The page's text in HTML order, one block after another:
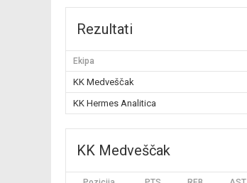
Rezultati
Ekipa
KK Medveščak
KK Hermes Analitica
KK Medveščak